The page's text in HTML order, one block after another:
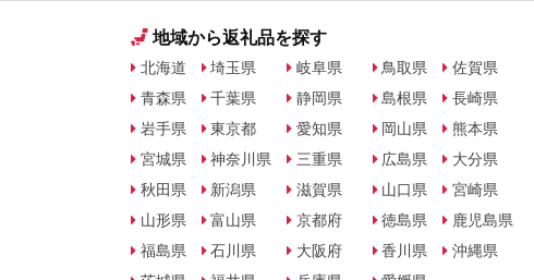
地域から返礼品を探す
北海道
青森県
岩手県
宮城県
秋田県
山形県
福島県
埼玉県
千葉県
東京都
神奈川県
新潟県
富山県
石川県
岐阜県
静岡県
愛知県
三重県
滋賀県
京都府
大阪府
鳥取県
島根県
岡山県
広島県
山口県
徳島県
香川県
佐賀県
長崎県
熊本県
大分県
宮崎県
鹿児島県
沖縄県